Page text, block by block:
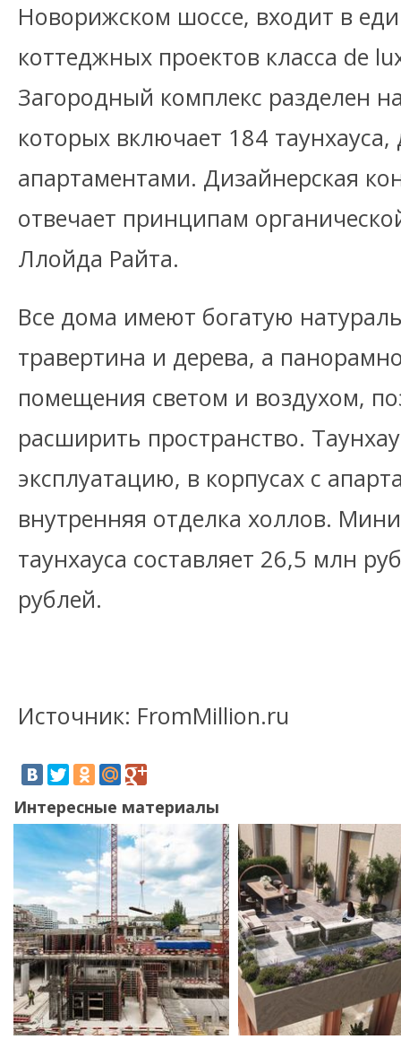
Новорижском шоссе, входит в
коттеджных проектов класса de
Загородный комплекс разделен
которых включает 184 таунхауса,
апартаментами. Дизайнерская
отвечает принципам
Ллойда Райта.
Все дома имеют богатую
травертина и дерева, а
помещения светом и воздухом,
расширить пространство.
эксплуатацию, в корпусах с
внутренняя отделка холлов.
таунхауса составляет 26,5 млн
рублей.
Источник: FromMillion.ru
Интересные материалы